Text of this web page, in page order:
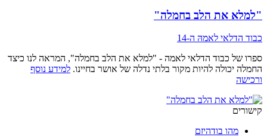
"למלא את הלב בחמלה"
כבוד הדלאי לאמהּ ה-14
ספרו של כבוד הדלאי לאמה - "למלא את הלב בחמלה", המראה לנו כיצד
החמלה יכולה להיות מקור בלתי נדלה של אושר בחיינו. למידע נוסף
ורכישה
קישורים
מהו בודהיזם